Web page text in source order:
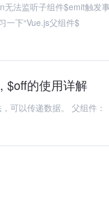
法监听子组件$emit触
一下“Vue.js父组件$
$off的使用详解
的方法，可以传递数据。 父组件：